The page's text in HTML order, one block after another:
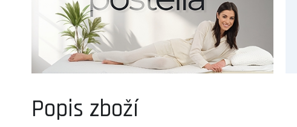
Popis zboží